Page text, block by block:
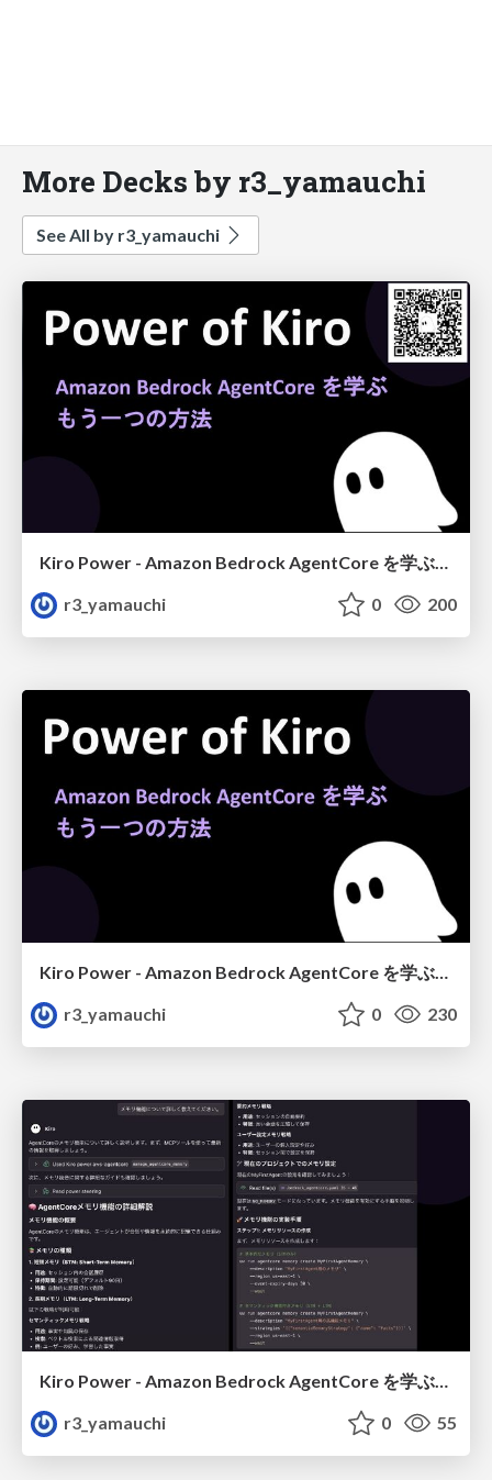
More Decks by r3_yamauchi
See All by r3_yamauchi
Kiro Power - Amazon Bedrock AgentCore を学ぶ、もう一つの方法
r3_yamauchi
0 200
r3_yamauchi
0 230
Kiro Power - Amazon Bedrock AgentCore を学ぶ、もう一つの方法 (メモリー編)
r3_yamauchi
0 55